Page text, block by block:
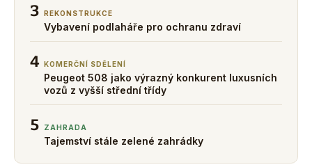
3 REKONSTRUKCE
Vybavení podlaháře pro ochranu zdraví
4 KOMERČNÍ SDĚLENÍ
Peugeot 508 jako výrazný konkurent luxusních
vozů z vyšší střední třídy
5 ZAHRADA
Tajemství stále zelené zahrádky